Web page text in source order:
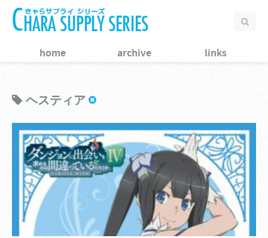
home archive links
ヘスティア